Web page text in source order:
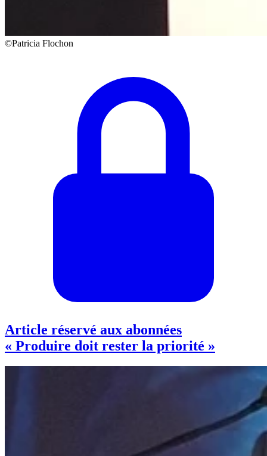
©Patricia Flochon
Article réservé aux abonnées
« Produire doit rester la priorité »